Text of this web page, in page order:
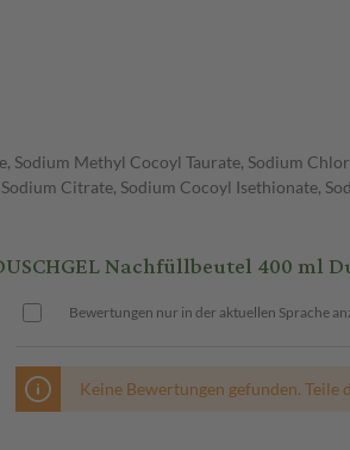
Sodium Methyl Cocoyl Taurate, Sodium
Citrate, Sodium Cocoyl Isethionate,
Nachfüllbeutel 400 ml
Bewertungen nur in der aktuellen Sprache
Keine Bewertungen gefunden. Teile